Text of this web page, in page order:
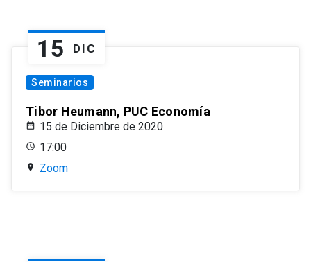
15 DIC
Seminarios
Tibor Heumann, PUC Economía
15 de Diciembre de 2020
17:00
Zoom